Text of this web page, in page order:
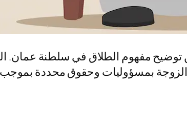
مفهوم الطلاق في سلطنة عمان.
بمسؤوليات وحقوق محددة بموجب